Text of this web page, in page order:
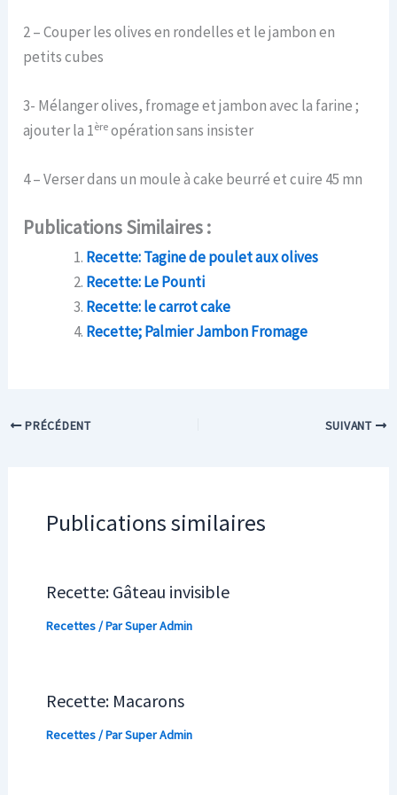
2 – Couper les olives en rondelles et le jambon en
petits cubes
3- Mélanger olives, fromage et jambon avec la farine ;
ajouter la 1èreopération sans insister
4 – Verser dans un moule à cake beurré et cuire 45 mn
Publications Similaires :
Recette: Tagine de poulet aux olives
Recette: Le Pounti
Recette: le carrot cake
Recette; Palmier Jambon Fromage
PRÉCÉDENT SUIVANT
Publications similaires
Recette: Gâteau invisible
Recettes/ ParSuper Admin
Recette: Macarons
Recettes/ ParSuper Admin